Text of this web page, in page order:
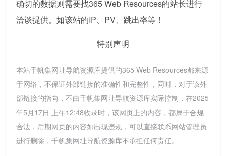
确切的数据则需要找365 Web Resources的站长进行
洽谈提供。如该站的IP、PV、跳出率等！
特别声明
本站千帆集网址导航资源库提供的365 Web Resources都来源
于网络，不保证外部链接的准确性和完整性，同时，对于该外
部链接的指向，不由千帆集网址导航资源库实际控制，在2025
年5月17日 上午12:48收录时，该网页上的内容，都属于合规
合法，后期网页的内容如出现违规，可以直接联系网站管理员
进行删除，千帆集网址导航资源库不承担任何责任。